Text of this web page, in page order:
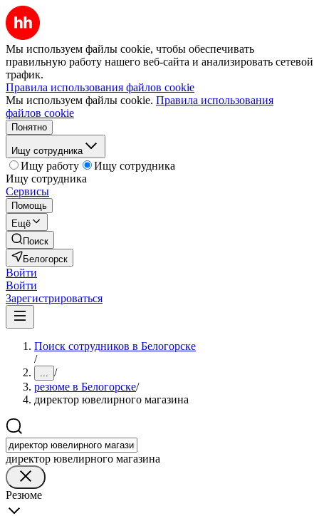
Мы используем файлы cookie, чтобы обеспечивать
правильную работу нашего веб-сайта и анализировать сетевой
трафик.
Правила использования файлов cookie
Мы используем файлы cookie. Правила использования
файлов cookie
Понятно
Ищу сотрудника
Ищу работу
Ищу сотрудника
Ищу сотрудника
Сервисы
Помощь
Ещё
Поиск
Белогорск
Войти
Войти
Зарегистрироваться
Поиск сотрудников в Белогорске
/
... /
резюме в Белогорске/
директор ювелирного магазина
директор ювелирного магазина
Резюме